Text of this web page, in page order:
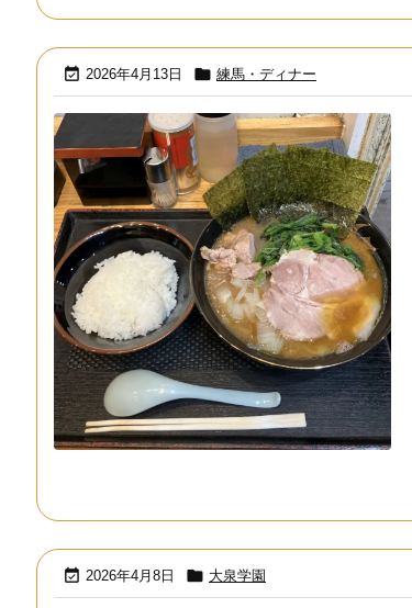
 2026年4月13日  練馬・ディナー
 2026年4月8日  大泉学園